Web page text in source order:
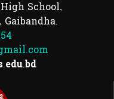
School,
Gaibandha.